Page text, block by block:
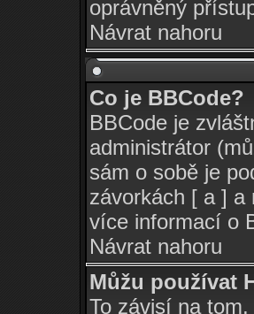
oprávněný
Návrat nahoru
Co je BBCode?
BBCode je
administrátor
sám o sobě je
závorkách [ a ]
více informací o
Návrat nahoru
Můžu používat
To závisí na